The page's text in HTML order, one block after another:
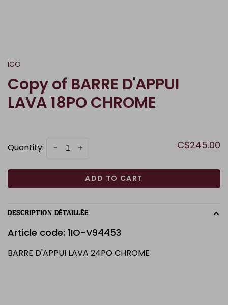
ICO
Copy of BARRE D'APPUI
LAVA 18PO CHROME
Quantity: +
- C$245.00
ADD TO CART
DESCRIPTION DÉTAILLÉE
Article code: 1IO-V94453
BARRE D'APPUI LAVA 24PO CHROME